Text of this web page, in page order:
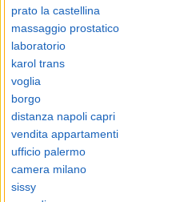
prato la castellina
massaggio prostatico
laboratorio
karol trans
voglia
borgo
distanza napoli capri
vendita appartamenti
ufficio palermo
camera milano
sissy